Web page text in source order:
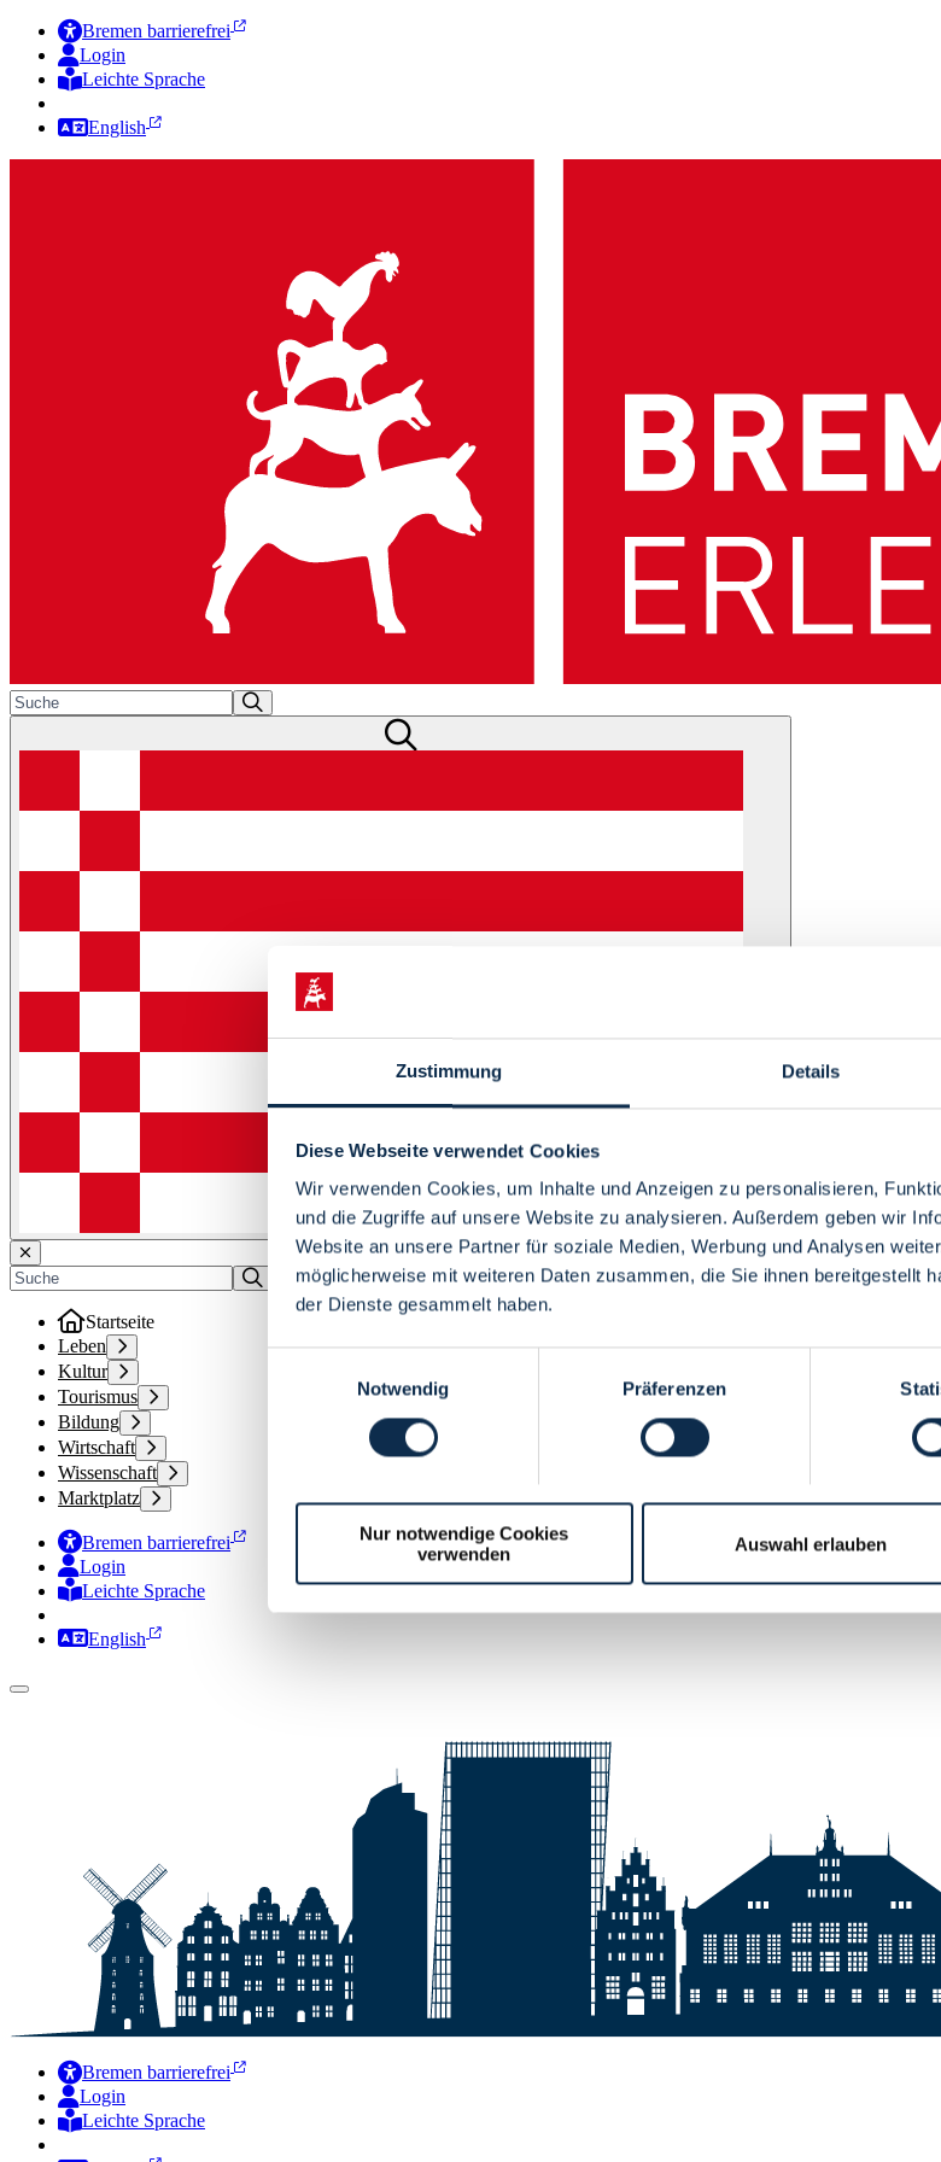
Zustimmung Details
Diese Webseite verwendet Cookies
Wir verwenden Cookies, um Inhalte und Anzeigen zu personalisieren,
und die Zugriffe auf unsere Website zu analysieren. Außerdem geben wir
Website an unsere Partner für soziale Medien, Werbung und Analysen
möglicherweise mit weiteren Daten zusammen, die Sie ihnen bereitgestellt
der Dienste gesammelt haben.
Notwendig
Präferenzen
Nur notwendige Cookies
verwenden
Auswahl erlauben
Bremen barrierefrei
Login
Leichte Sprache
English
Menü
Startseite
Leben
Kultur
Tourismus
Bildung
Wirtschaft
Wissenschaft
Marktplatz
Bremen barrierefrei
Login
Leichte Sprache
Zur Deutschen Gebärdensprache
English
Bremen barrierefrei
Login
Leichte Sprache